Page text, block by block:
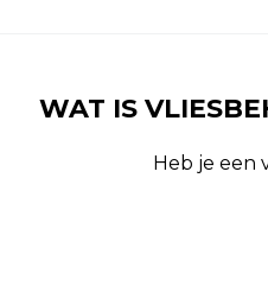
WAT IS
Heb je een